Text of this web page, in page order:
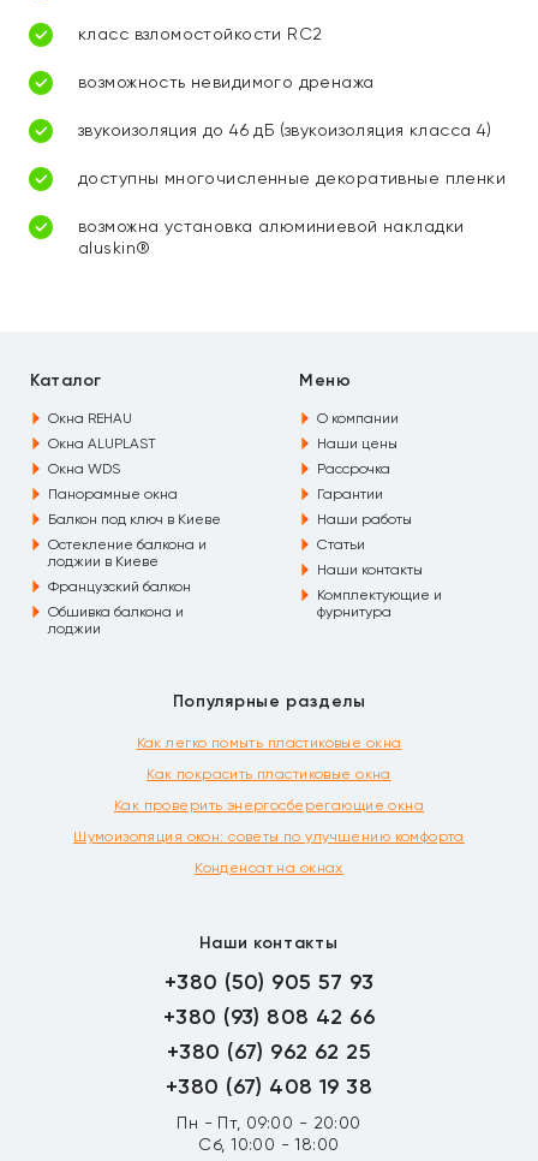
класс взломостойкости RC2
возможность невидимого дренажа
звукоизоляция до 46 дБ (звукоизоляция класса 4)
доступны многочисленные декоративные пленки
возможна установка алюминиевой накладки
aluskin®
Каталог
Окна REHAU
Окна ALUPLAST
Окна WDS
Панорамные окна
Балкон под ключ в Киеве
Остекление балкона и
лоджии в Киеве
Французский балкон
Обшивка балкона и
лоджии
Меню
О компании
Наши цены
Рассрочка
Гарантии
Наши работы
Статьи
Наши контакты
Комплектующие и
фурнитура
Популярные разделы
Как легко помыть пластиковые окна
Как покрасить пластиковые окна
Как проверить энергосберегающие окна
Шумоизоляция окон: советы по улучшению комфорта
Конденсат на окнах
Наши контакты
Пн - Пт, 09:00 - 20:00
Сб, 10:00 - 18:00
+380 (50) 905 57 93
+380 (93) 808 42 66
+380 (67) 962 62 25
+380 (67) 408 19 38